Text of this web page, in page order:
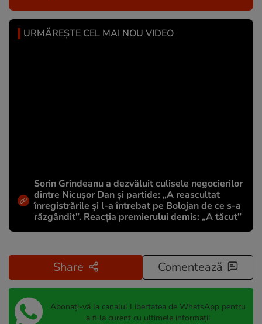
URMĂREȘTE CEL MAI NOU VIDEO
Sorin Grindeanu a dezvăluit culisele negocierilor
dintre Nicușor Dan și partide: „A reascultat
înregistrările și l-a întrebat pe Bolojan de ce s-a
răzgândit”. Reacția premierului demis: „A tăcut”
Share Comentează
Abonați-vă la canalul Libertatea de WhatsApp pentru
a fi la curent cu ultimele informații